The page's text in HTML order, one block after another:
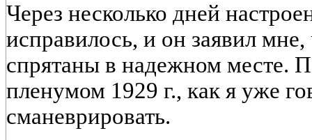
Через несколько дней
исправилось, и он заявил
спрятаны в надежном месте.
пленумом 1929 г., как я уже
сманеврировать.